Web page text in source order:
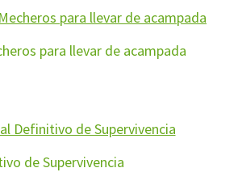
para llevar de acampada
de Supervivencia